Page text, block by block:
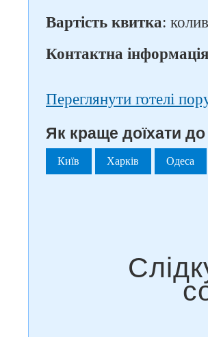
Вартість квитка:
Контактна інформація
Переглянути готелі
Як краще доїхати до
Київ Харків Одеса